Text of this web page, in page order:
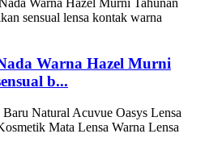
Warna Hazel Murni
b...